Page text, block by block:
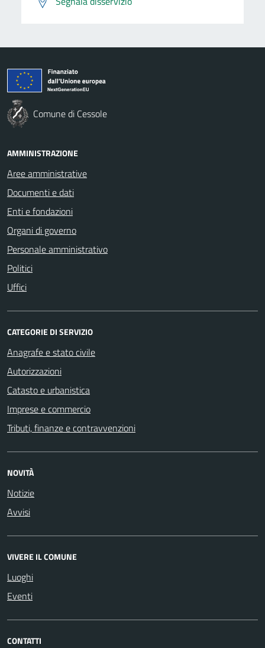
Comune di Cessole
AMMINISTRAZIONE
Aree amministrative
Documenti e dati
Enti e fondazioni
Organi di governo
Personale amministrativo
Politici
Uffici
CATEGORIE DI SERVIZIO
Anagrafe e stato civile
Autorizzazioni
Catasto e urbanistica
Imprese e commercio
Tributi, finanze e contravvenzioni
NOVITÀ
Notizie
Avvisi
VIVERE IL COMUNE
Luoghi
Eventi
CONTATTI